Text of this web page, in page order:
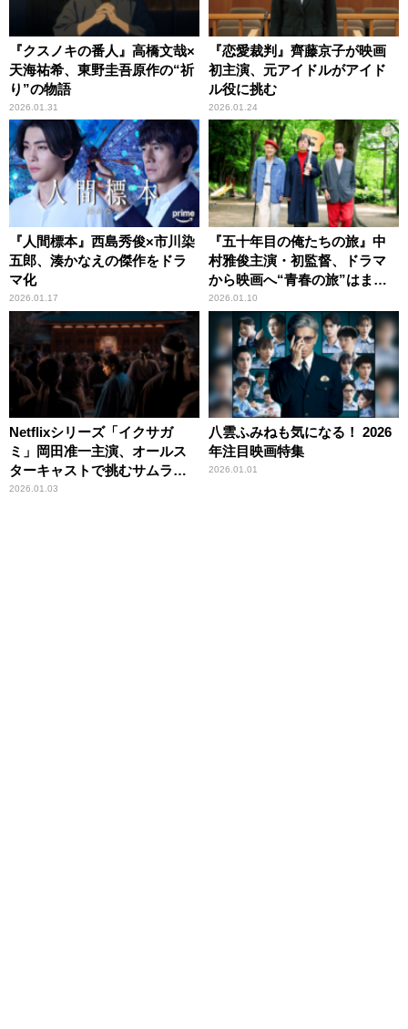
『クスノキの番人』高橋文哉×
天海祐希、東野圭吾原作の“祈
り”の物語
2026.01.31
『恋愛裁判』齊藤京子が映画
初主演、元アイドルがアイド
ル役に挑む
2026.01.24
『人間標本』西島秀俊×市川染
五郎、湊かなえの傑作をドラ
マ化
2026.01.17
『五十年目の俺たちの旅』中
村雅俊主演・初監督、ドラマ
から映画へ“青春の旅”はまだ
まだ続く
2026.01.10
Netflixシリーズ「イクサガ
ミ」岡田准一主演、オールス
ターキャストで挑むサムライ
バトル
2026.01.03
八雲ふみねも気になる！ 2026
年注目映画特集
2026.01.01